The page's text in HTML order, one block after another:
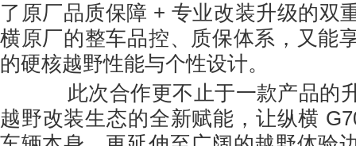
了原厂品质保障 + 专业改装升级的双
横原厂的整车品控、质保体系，又能
的硬核越野性能与个性设计。
此次合作更不止于一款产品的
越野改装生态的全新赋能，让纵横